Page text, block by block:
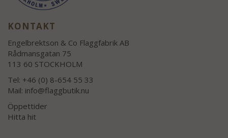
KONTAKT
Engelbrektson & Co Flaggfabrik AB
Rådmansgatan 75
113 60 STOCKHOLM
Tel: +46 (0) 8-654 55 33
Mail: info@flaggbutik.nu
Öppettider
Hitta hit